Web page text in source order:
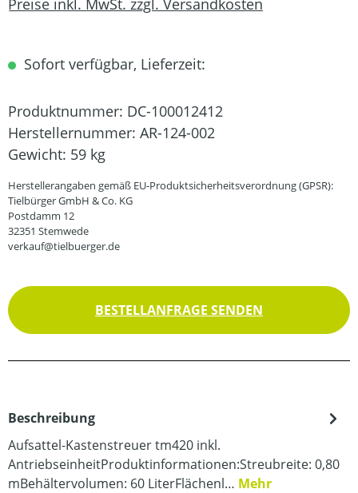
Sofort verfügbar, Lieferzeit:
Produktnummer: DC-100012412
Herstellernummer: AR-124-002
Gewicht: 59 kg
Herstellerangaben gemäß EU-Produktsicherheitsverordnung (GPSR):
Tielbürger GmbH & Co. KG
Postdamm 12
32351 Stemwede
verkauf@tielbuerger.de
BESTELLANFRAGE SENDEN
Beschreibung
Aufsattel-Kastenstreuer tm420 inkl.
AntriebseinheitProduktinformationen:Streubreite: 0,80
mBehältervolumen: 60 LiterFlächenl… Mehr